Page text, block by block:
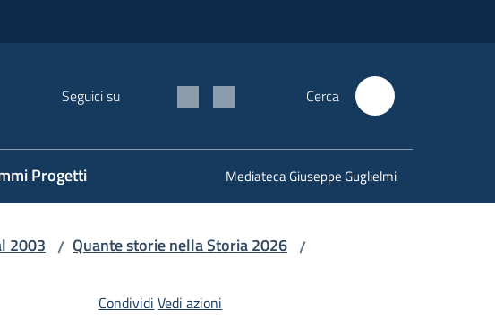
Seguici su Cerca
Progetti Mediateca Giuseppe Guglielmi
2003 / Quante storie nella Storia 2026 /
Condividi Vedi azioni